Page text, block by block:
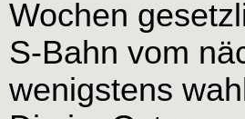
Wochen
S-Bahn vom
wenigstens